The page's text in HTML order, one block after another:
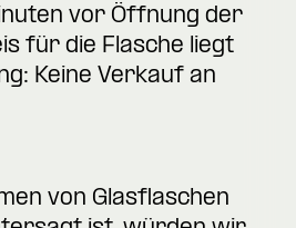
vor Öffnung der
für die Flasche liegt
Keine Verkauf an
von Glasflaschen